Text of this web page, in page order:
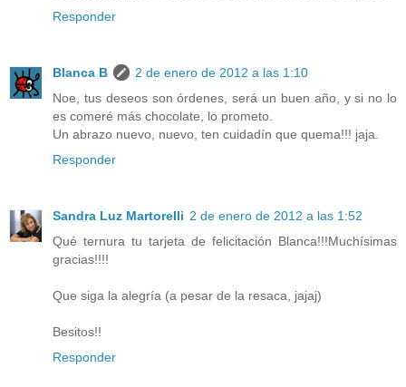
Responder
Blanca B
2 de enero de 2012 a las 1:10
Noe, tus deseos son órdenes, será un buen año, y si no lo
es comeré más chocolate, lo prometo.
Un abrazo nuevo, nuevo, ten cuidadín que quema!!! jaja.
Responder
Sandra Luz Martorelli 2 de enero de 2012 a las 1:52
Qué ternura tu tarjeta de felicitación Blanca!!!Muchísimas
gracias!!!!
Que siga la alegría (a pesar de la resaca, jajaj)
Besitos!!
Responder